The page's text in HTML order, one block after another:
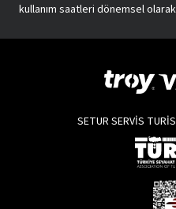
kullanım saatleri dönemsel
SETUR SERVİS